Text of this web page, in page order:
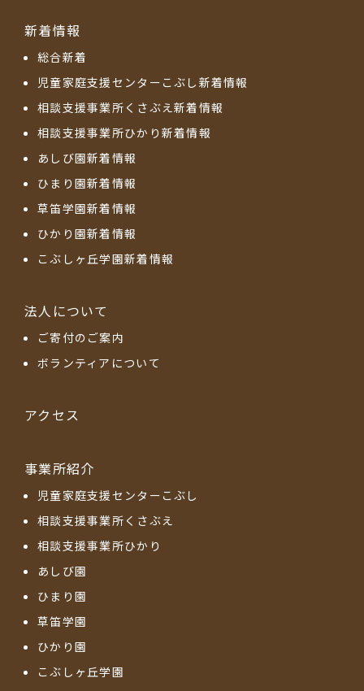
新着情報
総合新着
児童家庭支援センターこぶし新着情報
相談支援事業所くさぶえ新着情報
相談支援事業所ひかり新着情報
あしび園新着情報
ひまり園新着情報
草笛学園新着情報
ひかり園新着情報
こぶしヶ丘学園新着情報
法人について
ご寄付のご案内
ボランティアについて
アクセス
事業所紹介
児童家庭支援センターこぶし
相談支援事業所くさぶえ
相談支援事業所ひかり
あしび園
ひまり園
草笛学園
ひかり園
こぶしヶ丘学園